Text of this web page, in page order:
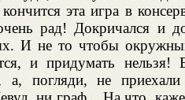
эта игра в
рад! Докричался и
И не то чтобы
и придумать нельзя!
а, погляди, не